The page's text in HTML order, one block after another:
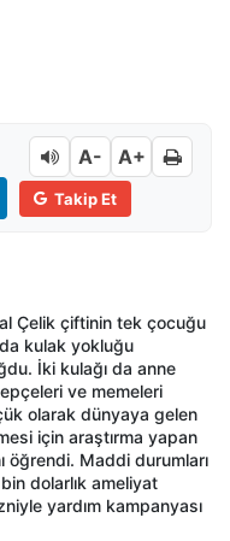
A- A+
Takip Et
Çelik çiftinin tek çocuğu
kulak yokluğu
İki kulağı da anne
ve memeleri
olarak dünyaya gelen
için araştırma yapan
öğrendi. Maddi durumları
dolarlık ameliyat
yardım kampanyası